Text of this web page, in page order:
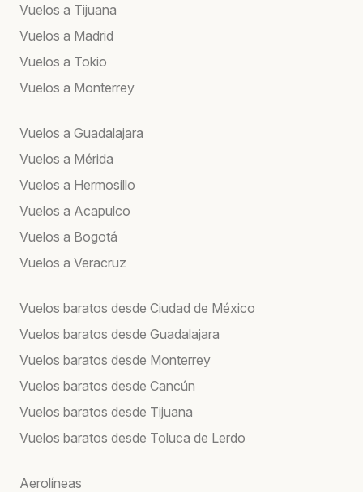
Vuelos a Tijuana
Vuelos a Madrid
Vuelos a Tokio
Vuelos a Monterrey
Vuelos a Guadalajara
Vuelos a Mérida
Vuelos a Hermosillo
Vuelos a Acapulco
Vuelos a Bogotá
Vuelos a Veracruz
Vuelos baratos desde Ciudad de México
Vuelos baratos desde Guadalajara
Vuelos baratos desde Monterrey
Vuelos baratos desde Cancún
Vuelos baratos desde Tijuana
Vuelos baratos desde Toluca de Lerdo
Aerolíneas